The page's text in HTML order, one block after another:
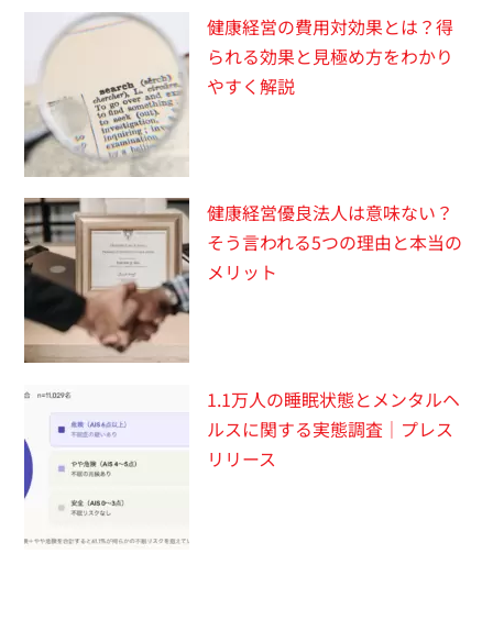
健康経営の費用対効果とは？得
られる効果と見極め方をわかり
やすく解説
健康経営優良法人は意味ない？
そう言われる5つの理由と本当の
メリット
1.1万人の睡眠状態とメンタルヘ
ルスに関する実態調査｜プレス
リリース